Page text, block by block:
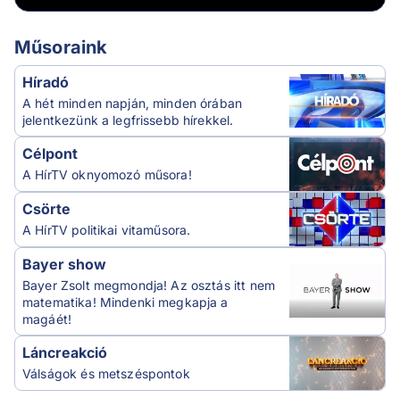
Műsoraink
Híradó
A hét minden napján, minden órában
jelentkezünk a legfrissebb hírekkel.
Célpont
A HírTV oknyomozó műsora!
Csörte
A HírTV politikai vitaműsora.
Bayer show
Bayer Zsolt megmondja! Az osztás itt nem
matematika! Mindenki megkapja a
magáét!
Láncreakció
Válságok és metszéspontok